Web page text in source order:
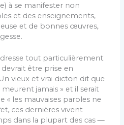
à se manifester non
et des enseignements,
et de bonnes œuvres,
tout particulièrement
devrait être prise en
vieux et vrai dicton dit que
jamais » et il serait
« les mauvaises paroles ne
ces dernières vivent
dans la plupart des cas —